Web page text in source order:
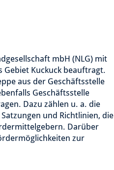
mbH (NLG) mit
Gebiet Kuckuck beauftragt.
aus der Geschäftsstelle
Geschäftsstelle
Dazu zählen u. a. die
und Richtlinien, die
Darüber
zur